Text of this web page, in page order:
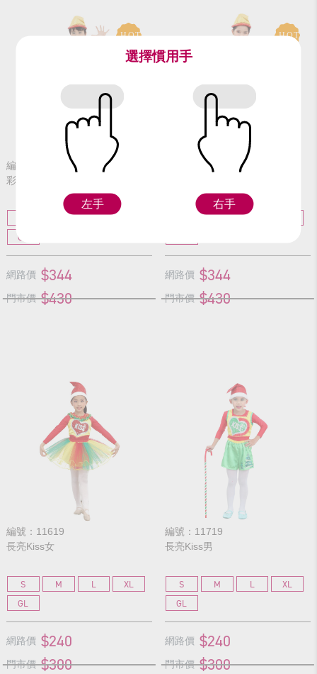
編號：11421
彩星鈴鐺男
L
GL
網路價 $344
門市價 $430
編號：11521
M
網路價 $344
門市價 $430
編號：11619
長亮Kiss女
S M L
XL
GL
網路價 $240
門市價 $300
編號：11719
長亮Kiss男
S M L
XL
GL
網路價 $240
門市價 $300
選擇慣用手
左手 右手